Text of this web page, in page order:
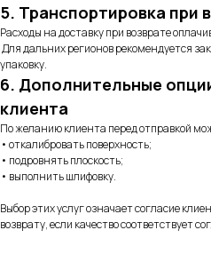
5. Транспортировка при
Расходы на доставку при возврате
Для дальних регионов рекомендуется
упаковку.
6. Дополнительные
клиента
По желанию клиента перед отправкой
• откалибровать поверхность;
• подровнять плоскость;
• выполнить шлифовку.
Выбор этих услуг означает согласие
возврату, если качество соответствует